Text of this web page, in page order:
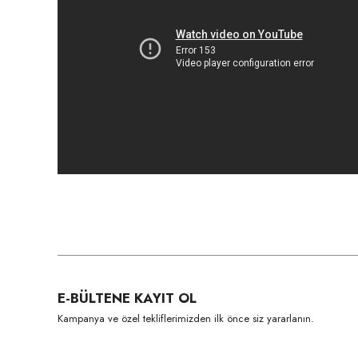
Ürün açıklamasında eksik bilgiler bulunuyor.
Ürün bilgilerinde hatalar bulunuyor.
E-BÜLTENE KAYIT OL
Kampanya ve özel tekliflerimizden ilk önce siz yararlanın.